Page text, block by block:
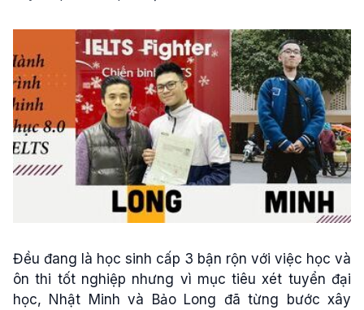
Đều đang là học sinh cấp 3 bận rộn với việc học và
ôn thi tốt nghiệp nhưng vì mục tiêu xét tuyển đại
học, Nhật Minh và Bảo Long đã từng bước xây